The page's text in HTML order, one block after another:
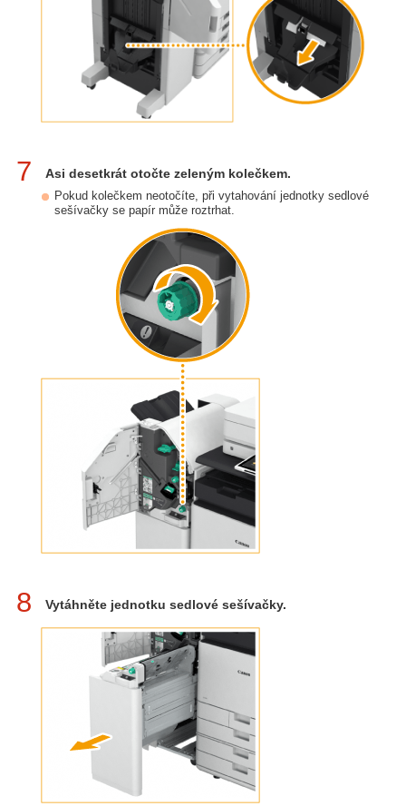
7 Asi desetkrát otočte zeleným kolečkem.
Pokud kolečkem neotočíte, při vytahování jednotky sedlové
sešívačky se papír může roztrhat.
8 Vytáhněte jednotku sedlové sešívačky.